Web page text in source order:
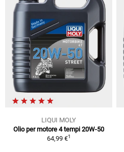
LIQUI MOLY
Olio per motore 4 tempi 20W-50
64,99 €1